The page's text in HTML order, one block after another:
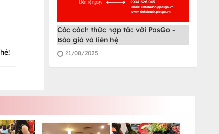
Các cách thức hợp tác với PasGo -
Báo giá và liên hệ
21/08/2025